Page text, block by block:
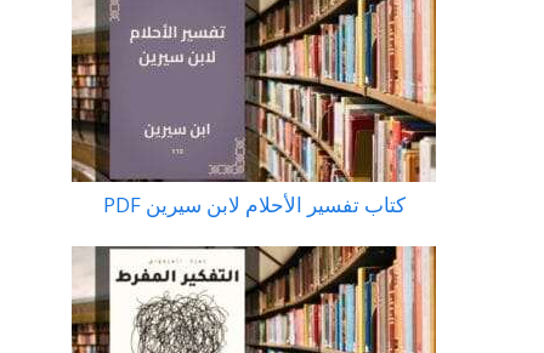
كتاب تفسير الأحلام لابن سيرين PDF